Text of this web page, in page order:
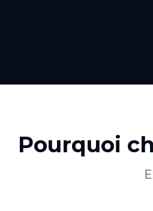
Pourquoi